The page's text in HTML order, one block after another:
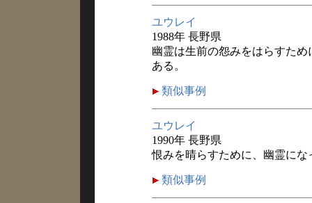
ユウレイ
1988年 長野県
幽霊は生前の怨みをはらすた
ある。
類似事例
ユウレイ
1990年 長野県
恨みを晴らすために、幽霊に
類似事例